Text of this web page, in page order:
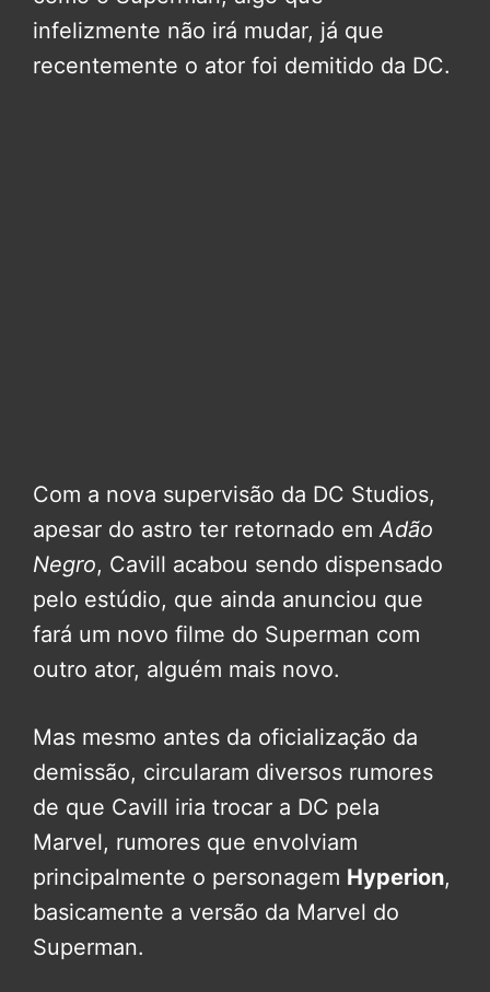
infelizmente não irá mudar, já que
recentemente o ator foi demitido da DC.
Com a nova supervisão da DC Studios,
apesar do astro ter retornado emAdão
Negro, Cavill acabou sendo dispensado
pelo estúdio, que ainda anunciou que
fará um novo filme do Superman com
outro ator, alguém mais novo.
Mas mesmo antes da oficialização da
demissão, circularam diversos rumores
de que Cavill iria trocar a DC pela
Marvel, rumores que envolviam
principalmente o personagem Hyperion,
basicamente a versão da Marvel do
Superman.